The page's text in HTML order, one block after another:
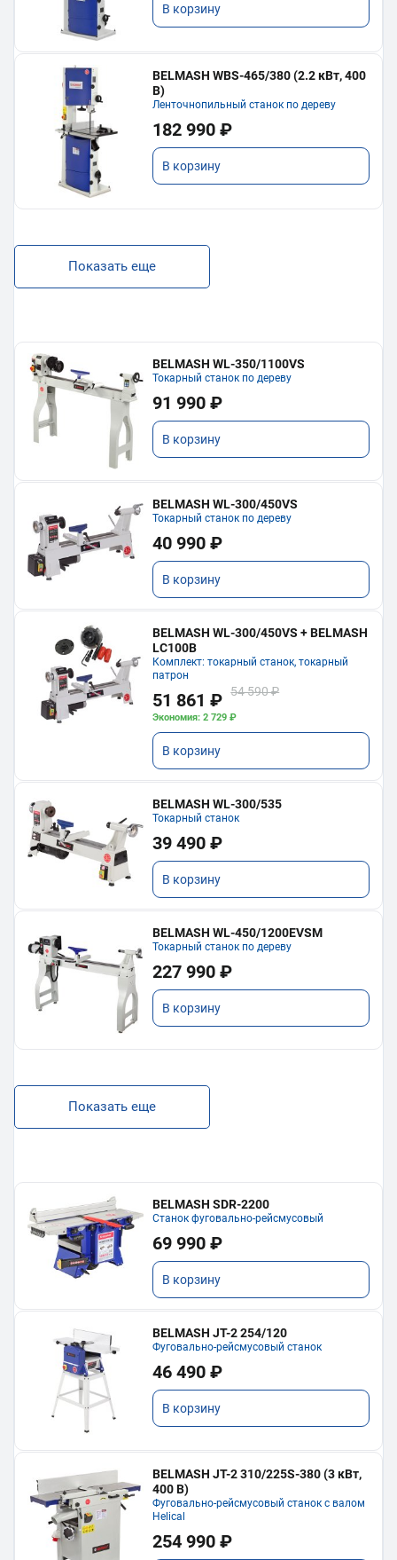
В корзину
BELMASH WBS-465/380 (2.2 кВт, 400
В)
Ленточнопильный станок по дереву
182 990 ₽
В корзину
Показать еще
BELMASH WL-350/1100VS
Токарный станок по дереву
91 990 ₽
В корзину
BELMASH WL-300/450VS
Токарный станок по дереву
40 990 ₽
В корзину
BELMASH WL-300/450VS + BELMASH
LC100B
Комплект: токарный станок, токарный
патрон
51 861 ₽ 54 590 ₽
Экономия: 2 729 ₽
В корзину
BELMASH WL-300/535
Токарный станок
39 490 ₽
В корзину
BELMASH WL-450/1200EVSM
Токарный станок по дереву
227 990 ₽
В корзину
Показать еще
BELMASH SDR-2200
Станок фуговально-рейсмусовый
69 990 ₽
В корзину
BELMASH JT-2 254/120
Фуговально-рейсмусовый станок
46 490 ₽
В корзину
BELMASH JT-2 310/225S-380 (3 кВт,
400 В)
Фуговально-рейсмусовый станок с валом
Helical
254 990 ₽